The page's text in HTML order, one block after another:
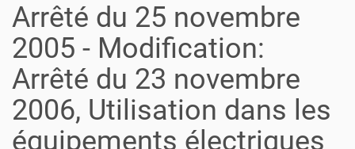
Arrêté du 25 novembre
2005 - Modification:
Arrêté du 23 novembre
2006, Utilisation dans les
équipements électriques